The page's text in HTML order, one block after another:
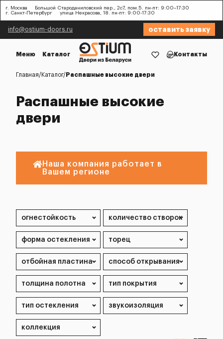
г. Москва
Большой Староданиловский пер., 2с7, пом.5. пн-пт: 9:00–17:30
г. Санкт-Петербург
улица Некрасова, 18. пн-пт: 9:00-17:30
info@ostium-doors.ru оставить заявку
Меню Каталог Контакты
Главная Каталог Распашные высокие двери
Распашные высокие
двери
Наша компания работает в
Вашем регионе